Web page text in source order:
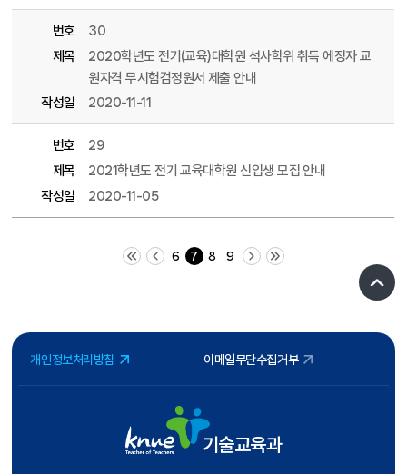
번호
30
제목
2020학년도 전기(교육)대학원 석사학위 취득 에정자 교
원자격 무시험검정원서 제출 안내
작성일
2020-11-11
번호
29
제목
2021학년도 전기 교육대학원 신입생 모집 안내
작성일
2020-11-05
처음 페이지 이전 10 페이지
6 7 8 9
다음 10 페이지 끝 페이지
개인정보처리방침 이메일무단수집거부
기술교육과